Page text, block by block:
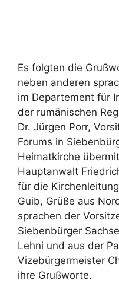
Es folgten die
neben anderen
im Departement für
der rumänischen
Dr. Jürgen Porr,
Forums in
Heimatkirche
Hauptanwalt
für die
Guib, Grüße aus
sprachen der
Siebenbürger
Lehni und aus der
Vizebürgermeister
ihre Grußworte.